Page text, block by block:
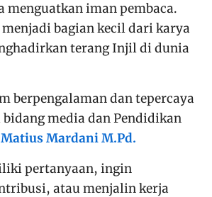
menguatkan iman pembaca.
menjadi bagian kecil dari karya
terang Injil di dunia
berpengalaman dan tepercaya
media dan Pendidikan
Matius Mardani M.Pd.
pertanyaan, ingin
atau menjalin kerja